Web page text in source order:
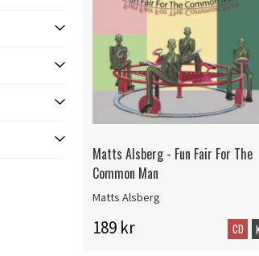
Matts Alsberg - Fun Fair For The
Common Man
Matts Alsberg
189 kr CD